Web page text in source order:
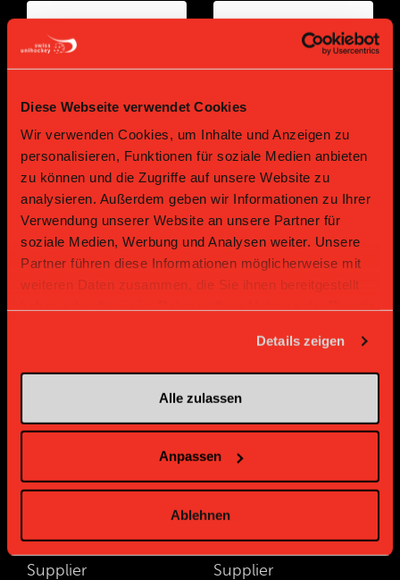
Diese Webseite verwendet Cookies
Wir verwenden Cookies, um Inhalte und Anzeigen zu
personalisieren, Funktionen für soziale Medien anbieten
zu können und die Zugriffe auf unsere Website zu
analysieren. Außerdem geben wir Informationen zu Ihrer
Verwendung unserer Website an unsere Partner für
soziale Medien, Werbung und Analysen weiter. Unsere
Partner führen diese Informationen möglicherweise mit
weiteren Daten zusammen, die Sie ihnen bereitgestellt
Details zeigen
Alle zulassen
Anpassen
Ablehnen
Bronze Partner
Supplier Supplier
Supplier Supplier